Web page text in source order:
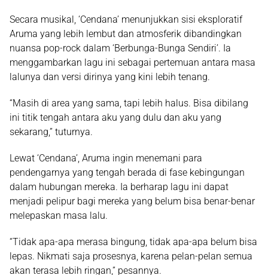
Secara musikal, ‘Cendana’ menunjukkan sisi eksploratif
Aruma yang lebih lembut dan atmosferik dibandingkan
nuansa pop-rock dalam ‘Berbunga-Bunga Sendiri’. Ia
menggambarkan lagu ini sebagai pertemuan antara masa
lalunya dan versi dirinya yang kini lebih tenang.
“Masih di area yang sama, tapi lebih halus. Bisa dibilang
ini titik tengah antara aku yang dulu dan aku yang
sekarang,” tuturnya.
Lewat ‘Cendana’, Aruma ingin menemani para
pendengarnya yang tengah berada di fase kebingungan
dalam hubungan mereka. Ia berharap lagu ini dapat
menjadi pelipur bagi mereka yang belum bisa benar-benar
melepaskan masa lalu.
“Tidak apa-apa merasa bingung, tidak apa-apa belum bisa
lepas. Nikmati saja prosesnya, karena pelan-pelan semua
akan terasa lebih ringan,” pesannya.